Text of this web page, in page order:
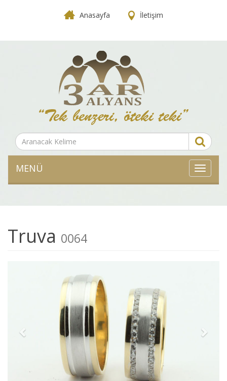
Anasayfa İletişim
MENÜ
MENÜ
Truva 0064